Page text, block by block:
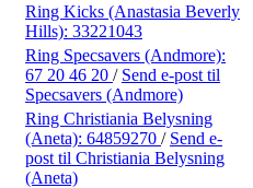
Ring Kicks (Anastasia Beverly
Hills): 33221043
Ring Specsavers (Andmore):
67 20 46 20 / Send e-post til
Specsavers (Andmore)
Ring Christiania Belysning
(Aneta): 64859270 / Send e-
post til Christiania Belysning
(Aneta)